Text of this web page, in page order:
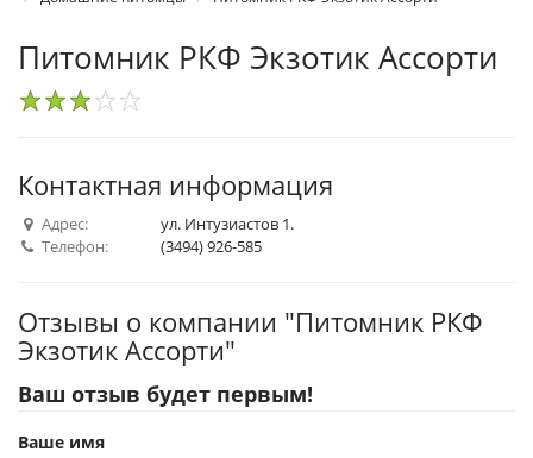
Питомник РКФ Экзотик Ассорти
Контактная информация
Адрес:
ул. Интузиастов 1.
Телефон:
(3494) 926-585
Отзывы о компании "Питомник РКФ
Экзотик Ассорти"
Ваш отзыв будет первым!
Ваше имя